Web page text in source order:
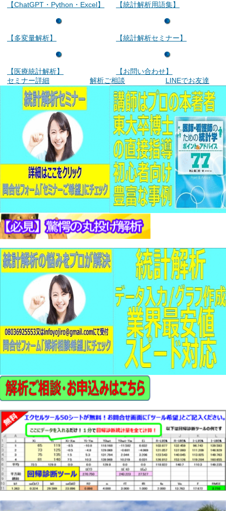
【ChatGPT・Python・Excel】
【多変量解析】
【医療統計解析】
【統計解析用語集】
【統計解析セミナー】
【お問い合わせ】
セミナー詳細
解析ご相談 LINEでお友達